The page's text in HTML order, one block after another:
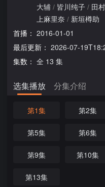
大辅 / 皆川纯子 / 田
上麻里奈 / 新垣樽助
首播： 2016-01-01
最后更新： 2026-07-
集数： 全 13 集
选集播放 分集介绍
第1集 第2集
第5集 第6集
第9集 第10集
第13集